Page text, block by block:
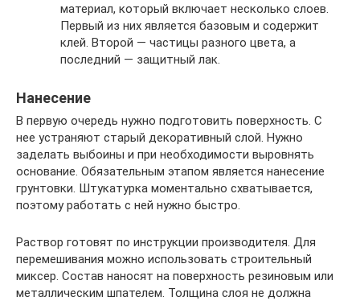
материал, который включает несколько слоев.
Первый из них является базовым и содержит
клей. Второй — частицы разного цвета, а
последний — защитный лак.
Нанесение
В первую очередь нужно подготовить поверхность. С
нее устраняют старый декоративный слой. Нужно
заделать выбоины и при необходимости выровнять
основание. Обязательным этапом является нанесение
грунтовки. Штукатурка моментально схватывается,
поэтому работать с ней нужно быстро.
Раствор готовят по инструкции производителя. Для
перемешивания можно использовать строительный
миксер. Состав наносят на поверхность резиновым или
металлическим шпателем. Толщина слоя не должна